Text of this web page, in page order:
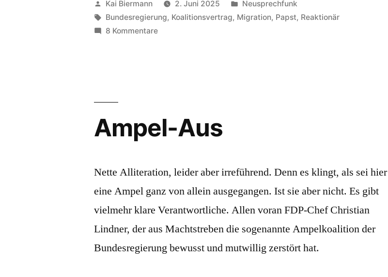
Veröffentlicht
von
Kai Biermann 2. Juni 2025
Veröffentlicht
in
Neusprechfunk
Schlagwörter:
Bundesregierung, Koalitionsvertrag, Migration, Papst, Reaktionär
8 Kommentarezu
Ampel-Aus
Nette Alliteration, leider aber irreführend. Denn es klingt, als sei hier
eine Ampel ganz von allein ausgegangen. Ist sie aber nicht. Es gibt
vielmehr klare Verantwortliche. Allen voran FDP-Chef Christian
Lindner, der aus Machtstreben die sogenannte Ampelkoalition der
Bundesregierung bewusst und mutwillig zerstört hat.